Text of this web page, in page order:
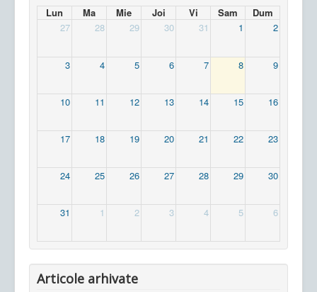
Lun Ma Mie Joi Vi Sam
Dum
27
28 29 30 31 1 2
3 4 5 6 7 8 9
10 11 12 13 14 15 16
17 18 19 20 21 22 23
24 25 26 27 28 29 30
31 1 2 3 4 5 6
Articole arhivate